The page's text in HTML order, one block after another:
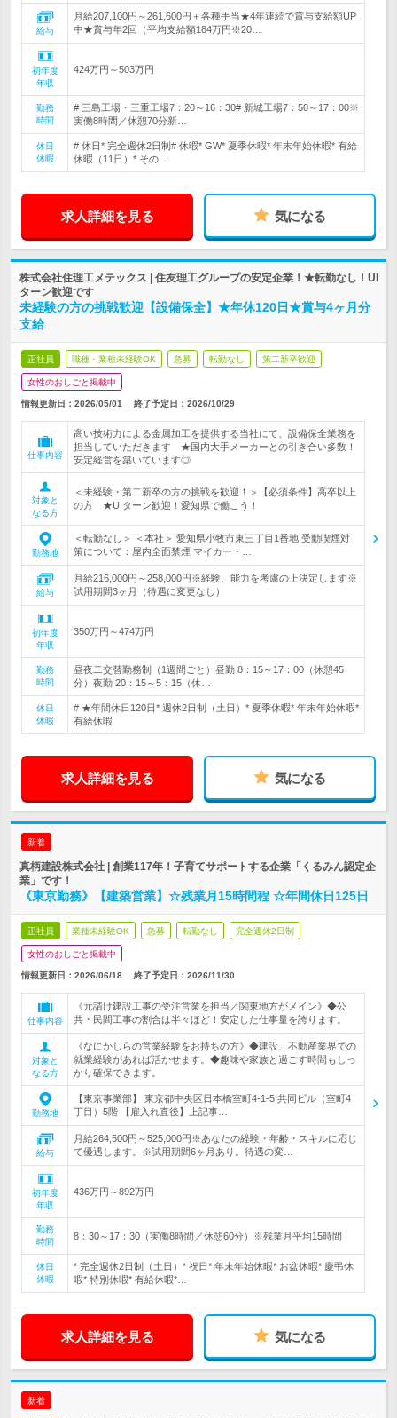
給与
月給207,100円～261,600円＋各種手当★4年連続で賞与支給額UP
中★賞与年2回（平均支給額184万円※20…
初年度
年収
424万円～503万円
勤務
時間
# 三島工場・三重工場7：20～16：30# 新城工場7：50～17：00※
実働8時間／休憩70分新…
休日
休暇
# 休日* 完全週休2日制# 休暇* GW* 夏季休暇* 年末年始休暇* 有給
休暇（11日）* その…
求人詳細を見る 気になる
株式会社住理工メテックス | 住友理工グループの安定企業！★転勤なし！UI
ターン歓迎です
未経験の方の挑戦歓迎【設備保全】★年休120日★賞与4ヶ月分
支給
正社員 職種・業種未経験OK 急募 転勤なし 第二新卒歓迎
女性のおしごと掲載中
情報更新日：2026/05/01 終了予定日： 2026/10/29
仕事内容
高い技術力による金属加工を提供する当社にて、設備保全業務を
担当していただきます ★国内大手メーカーとの引き合い多数！
安定経営を築いています◎
対象と
なる方
＜未経験・第二新卒の方の挑戦を歓迎！＞【必須条件】高卒以上
の方 ★UIターン歓迎！愛知県で働こう！
勤務地
＜転勤なし＞ ＜本社＞ 愛知県小牧市東三丁目1番地 受動喫煙対
策について：屋内全面禁煙 マイカー・…
給与
月給216,000円～258,000円※経験、能力を考慮の上決定します※
試用期間3ヶ月（待遇に変更なし）
初年度
年収
350万円～474万円
勤務
時間
昼夜二交替勤務制（1週間ごと）昼勤 8：15～17：00（休憩45
分）夜勤 20：15～5：15（休…
休日
休暇
# ★年間休日120日* 週休2日制（土日）* 夏季休暇* 年末年始休暇*
有給休暇
求人詳細を見る 気になる
新着
真柄建設株式会社 | 創業117年！子育てサポートする企業「くるみん認定企
業」です！
《東京勤務》【建築営業】☆残業月15時間程 ☆年間休日125日
正社員 業種未経験OK 急募 転勤なし 完全週休2日制
女性のおしごと掲載中
情報更新日：2026/06/18 終了予定日： 2026/11/30
仕事内容
《元請け建設工事の受注営業を担当／関東地方がメイン》◆公
共・民間工事の割合は半々ほど！安定した仕事量を誇ります。
対象と
なる方
《なにかしらの営業経験をお持ちの方》◆建設、不動産業界での
就業経験があれば活かせます。◆趣味や家族と過ごす時間もしっ
かり確保できます。
勤務地
【東京事業部】 東京都中央区日本橋室町4-1-5 共同ビル（室町4
丁目）5階 【雇入れ直後】上記事…
給与
月給264,500円～525,000円※あなたの経験・年齢・スキルに応じ
て優遇します。※試用期間6ヶ月あり。待遇の変…
初年度
年収
436万円～892万円
勤務
時間
8：30～17：30（実働8時間／休憩60分）※残業月平均15時間
休日
休暇
* 完全週休2日制（土日）* 祝日* 年末年始休暇* お盆休暇* 慶弔休
暇* 特別休暇* 有給休暇*…
求人詳細を見る 気になる
新着